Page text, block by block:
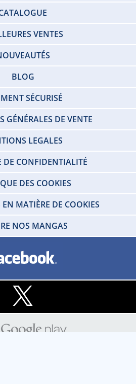
VENTES
BLOG
SÉCURISÉ
GÉNÉRALES DE VENTE
LEGALES
DE CONFIDENTIALITÉ
DES COOKIES
EN MATIÈRE DE COOKIES
NOS MANGAS